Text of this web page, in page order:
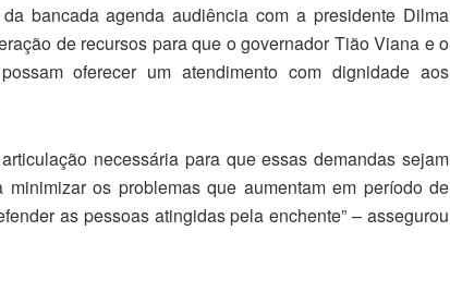
bancada agenda audiência com a presidente Dilma
de recursos para que o governador Tião Viana e o
oferecer um atendimento com dignidade aos
necessária para que essas demandas sejam
os problemas que aumentam em período de
as pessoas atingidas pela enchente” – assegurou